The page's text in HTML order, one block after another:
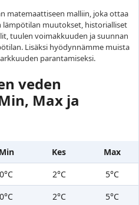
matemaattiseen malliin, joka ottaa
lämpötilan muutokset, historialliset
tuulen voimakkuuden ja suunnan
Lisäksi hyödynnämme muista
parantamiseksi.
veden
Max ja
Min Kes
Max
0°C 2°C
5°C
0°C 2°C
5°C